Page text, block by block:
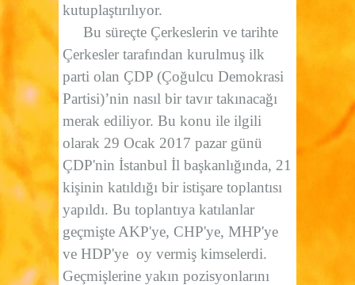
kutuplaştırılıyor.
Bu süreçte Çerkeslerin ve tarihte
Çerkesler tarafından kurulmuş ilk
parti olan ÇDP (Çoğulcu Demokrasi
Partisi)’nin nasıl bir tavır takınacağı
merak ediliyor. Bu konu ile ilgili
olarak 29 Ocak 2017 pazar günü
ÇDP'nin İstanbul İl başkanlığında, 21
kişinin katıldığı bir istişare toplantısı
yapıldı. Bu toplantıya katılanlar
geçmişte AKP'ye, CHP'ye, MHP'ye
ve HDP'ye oy vermiş kimselerdi.
Geçmişlerine yakın pozisyonlarını